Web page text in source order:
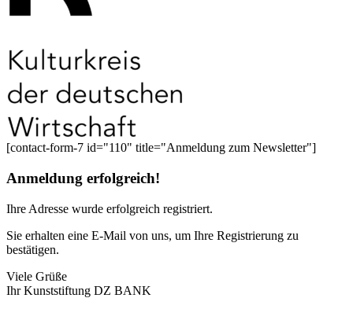
[contact-form-7 id="110" title="Anmeldung zum Newsletter"]
Anmeldung erfolgreich!
Ihre Adresse wurde erfolgreich registriert.
Sie erhalten eine E-Mail von uns, um Ihre Registrierung zu
bestätigen.
Viele Grüße
Ihr Kunststiftung DZ BANK